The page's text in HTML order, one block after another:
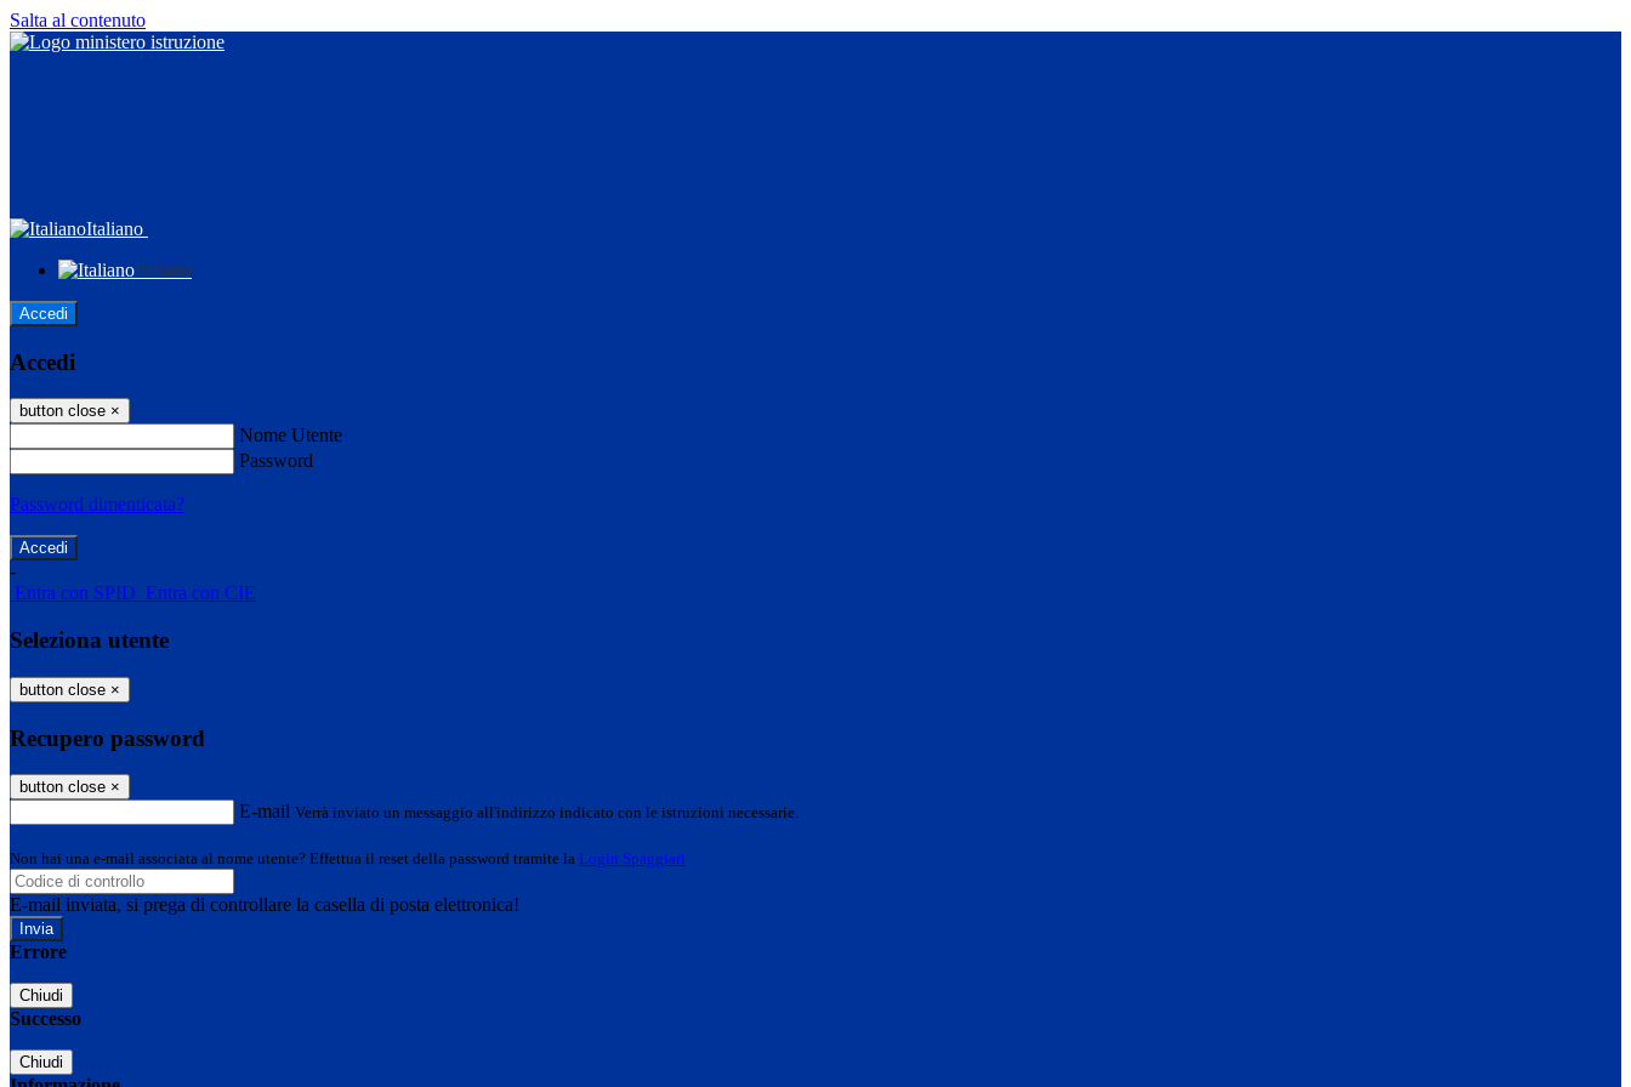
Salta al contenuto
Italiano
Italiano
Accedi
Accedi
button close ×
Nome Utente
Password
Password dimenticata?
-
Entra con SPID Entra con CIE
Seleziona utente
button close ×
Recupero password
button close ×
E-mail Verrà inviato un messaggio all'indirizzo indicato con le istruzioni necessarie.
Non hai una e-mail associata al nome utente? Effettua il reset della password tramite la Login Spaggiari
E-mail inviata, si prega di controllare la casella di posta elettronica!
Errore
Chiudi
Successo
Chiudi